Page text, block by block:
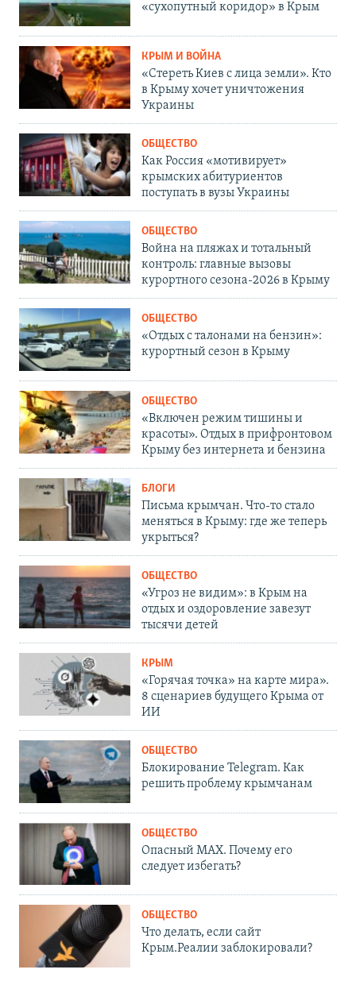
«сухопутный коридор» в Крым
КРЫМ И ВОЙНА
«Стереть Киев с лица земли». Кто
в Крыму хочет уничтожения
Украины
ОБЩЕСТВО
Как Россия «мотивирует»
крымских абитуриентов
поступать в вузы Украины
ОБЩЕСТВО
Война на пляжах и тотальный
контроль: главные вызовы
курортного сезона-2026 в Крыму
ОБЩЕСТВО
«Отдых с талонами на бензин»:
курортный сезон в Крыму
ОБЩЕСТВО
«Включен режим тишины и
красоты». Отдых в прифронтовом
Крыму без интернета и бензина
БЛОГИ
Письма крымчан. Что-то стало
меняться в Крыму: где же теперь
укрыться?
ОБЩЕСТВО
«Угроз не видим»: в Крым на
отдых и оздоровление завезут
тысячи детей
КРЫМ
«Горячая точка» на карте мира».
8 сценариев будущего Крыма от
ИИ
ОБЩЕСТВО
Блокирование Telegram. Как
решить проблему крымчанам
ОБЩЕСТВО
Опасный MAX. Почему его
следует избегать?
ОБЩЕСТВО
Что делать, если сайт
Крым.Реалии заблокировали?